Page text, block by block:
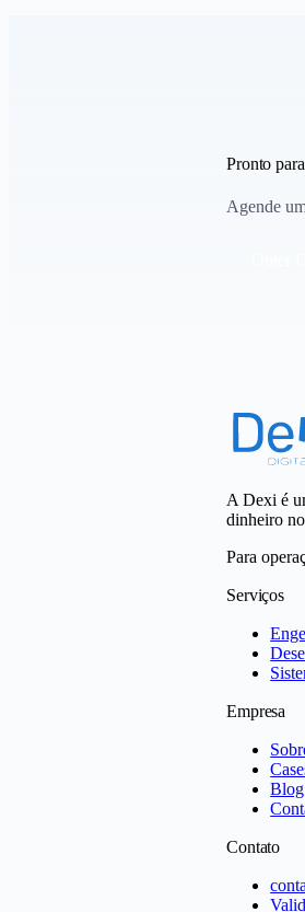
Pronto
Agende
A Dexi é
dinheiro
Para
Serviços
Empresa
Blog
Contato